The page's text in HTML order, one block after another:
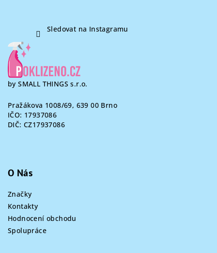
Sledovat na Instagramu
by SMALL THINGS s.r.o.
Pražákova 1008/69, 639 00 Brno
IČO: 17937086
DIČ: CZ17937086
O Nás
Značky
Kontakty
Hodnocení obchodu
Spolupráce